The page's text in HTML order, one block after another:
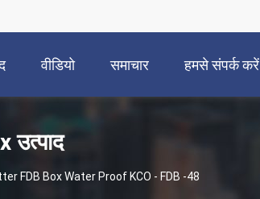
वीडियो समाचार हमसे संपर्क करें
FDB Box Water Proof KCO - FDB -48